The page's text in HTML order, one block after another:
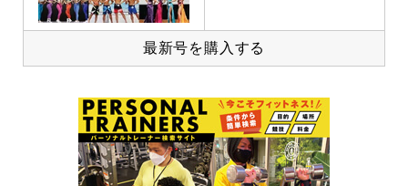
最新号を購入する